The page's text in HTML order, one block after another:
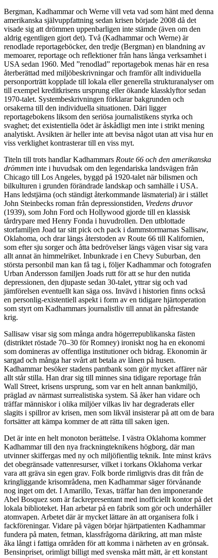
Bergman, Kadhammar och Werne vill veta vad som hänt med denna
amerikanska självuppfattning sedan krisen började 2008 då det
visade sig att drömmen uppenbarligen inte stämde (även om den
aldrig egentligen gjort det). Två (Kadhammar och Werne) är
renodlade reportageböcker, den tredje (Bergman) en blandning av
memoarer, reportage och reflektioner från hans långa verksamhet i
USA sedan 1960. Med ”renodlad” reportagebok menas här en resa
återberättad med miljöbeskrivningar och framför allt individuella
personporträtt kopplade till lokala eller generella strukturanalyser om
till exempel kreditkrisens ursprung eller ökande klassklyftor sedan
1970-talet. Systembeskrivningen förklarar bakgrunden och
orsakerna till den individuella situationen. Däri ligger
reportagebokens liksom den seriösa journalistikens styrka och
svaghet; det existentiella ödet är åskådligt men inte i strikt mening
analytiskt. Avsikten är heller inte att bevisa något utan att visa hur en
viss verklighet kontrasterar till en viss myt.
Titeln till trots handlar Kadhammars Route 66 och den amerikanska
drömmen inte i huvudsak om den legendariska landsvägen från
Chicago till Los Angeles, byggd på 1920-talet när bilismen och
bilkulturen i grunden förändrade landskap och samhälle i USA.
Hans ledstjärna (och ständigt återkommande läsmaterial) är i stället
John Steinbecks roman från depressionstiden, Vredens druvor
(1939), som John Ford och Hollywood gjorde till en klassisk
tårdrypare med Henry Fonda i huvudrollen. Den utblottade
storfamiljen Joad tar sitt pick och pack i dammstormarnas Sallisaw,
Oklahoma, och drar längs återstoden av Route 66 till Kalifornien,
som efter sju sorger och åtta bedrövelser längs vägen visar sig vara
allt annat än himmelriket. Inbunkrade i en Chevy Suburban, den
största personbil man kan få tag i, följer Kadhammar och fotografen
Urban Andersson familjen Joads rutt för att se hur den nutida
depressionen, den djupaste sedan 30-talet, yttrar sig och vad
jämförelsen eventuellt kan säga oss. Invävd i historien finns också
en personlig-existentiell aspekt i form av en tidigare hjärtoperation
som styrt om Kadhammars journalistliv till annat än påfrestande
krig.
Sallisaw visar sig som många andra högerrepublikanska fästen
(distriktet röstade 70–30 för Romney) ironiskt nog ha en ekonomi
som domineras av offentliga institutioner och bidrag. Ekonomin är
sargad och många har svårt att betala av lånen på husen.
Kadhammar besöker stadens pantbank som gör mycket affärer när
allt står stilla. Han drar sig till minnes sina tidigare reportage från
Wall Street, krisens ursprung, som var en helt annan bankmiljö,
präglad av närmast surrealistiska system. Så åker han vidare och
träffar människor i olika miljöer vilkas liv har degraderats eller
slagits i spillror av krisen, men som likväl insisterar på att om de bara
fortsätter att kämpa kommer de att rätta till saken igen.
Det är inte en helt monoton berättelse. I västra Oklahoma kommer
Kadhammar till den nya frackningteknikens högborg, där man
utvinner skiffergas med ny och miljöfientlig teknik. Inte minst krävs
det obegränsade vattenresurser, vilket i torkans Oklahoma verkar
vara att gräva sin egen grav. Folk borde rimligtvis dras dit från de
kringliggande krisområdena, men Kadhammar säger förvånande
nog inget om det. I Amarillo, Texas, träffar han den imponerande
Abel Bosquez som är fackrepresentant med inofficiellt kontor på det
lokala biblioteket. Han arbetar på en fabrik som gör och underhåller
atomvapen. Arbetet där är mycket lättare än att organisera folk i
fackföreningar. Vidare på vägen börjar hjärtpatienten Kadhammar
fundera på maten, fetman, klassfrågorna därikring, att man måste
åka långt i fattiga områden för att komma i närheten av en grönsak.
Bensinpriset, orimligt billigt med svenska mått mätt, är ett konstant